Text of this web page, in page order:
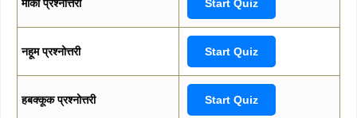
मीका प्रश्नोत्तरी Start Quiz
नहूम प्रश्नोत्तरी Start Quiz
हबक्कूक प्रश्नोत्तरी Start Quiz